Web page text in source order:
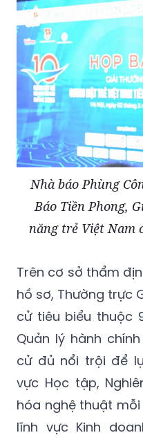
Nhà báo Phùng
Báo Tiền Phong,
năng trẻ Việt Nam
Trên cơ sở thẩm
hồ sơ, Thường trực
cử tiêu biểu thuộc
Quản lý hành
cử đủ nổi trội để
vực Học tập,
hóa nghệ thuật
lĩnh vực Kinh